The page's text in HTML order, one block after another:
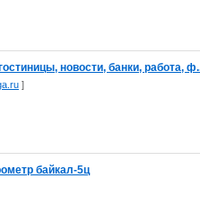
новости, банки, работа,
]
байкал-5ц